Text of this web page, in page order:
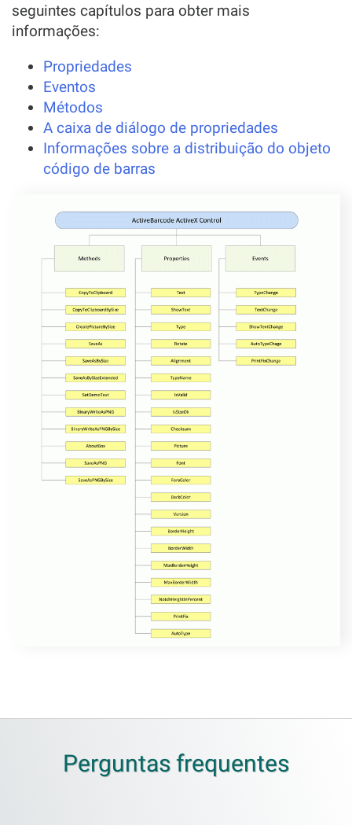
seguintes capítulos para obter mais
informações:
Propriedades
Eventos
Métodos
A caixa de diálogo de propriedades
Informações sobre a distribuição do objeto
código de barras
Perguntas frequentes